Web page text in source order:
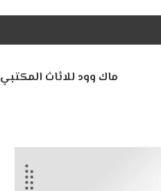
ماك وود للاثاث المكتبي